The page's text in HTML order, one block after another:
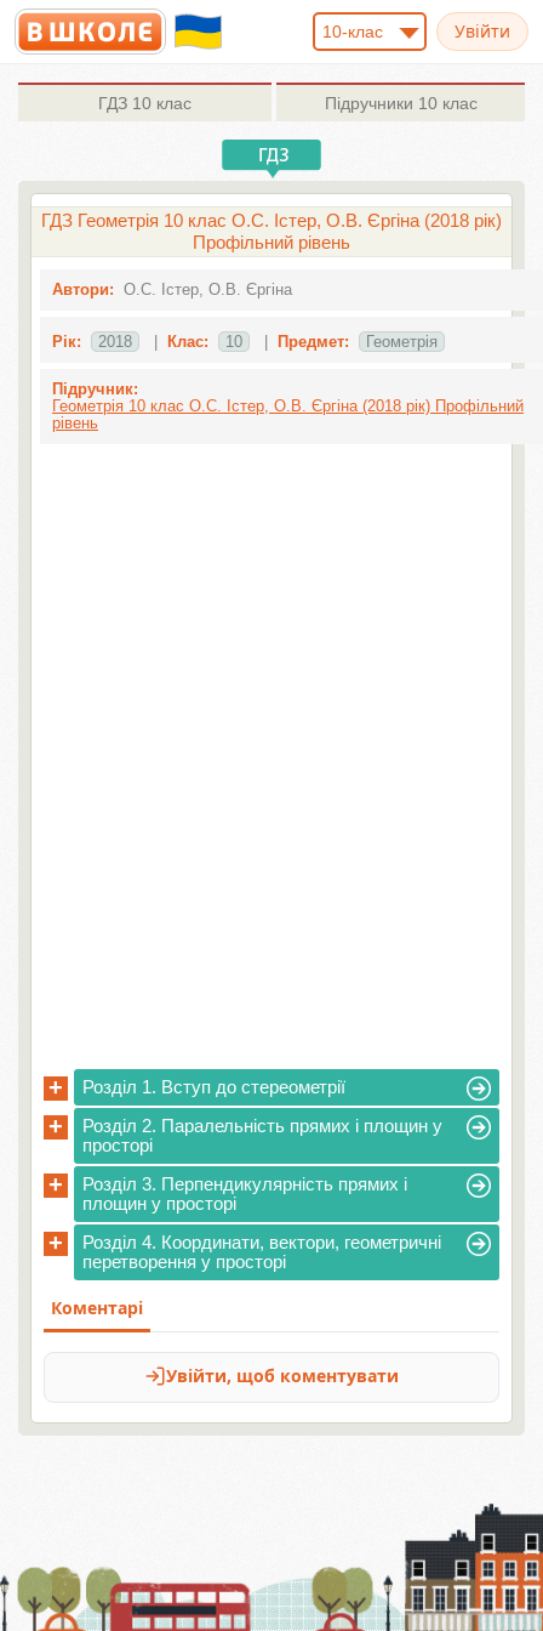
10-клас
ГДЗ 10 клас Підручники 10 клас
ГДЗ Геометрія 10 клас О.С. Істер, О.В. Єргіна (2018 рік)
Профільний рівень
Автори: О.С. Істер, О.В. Єргіна
Рік: 2018 Клас: 10 Предмет: Геометрія
Підручник:
Геометрія 10 клас О.С. Істер, О.В. Єргіна (2018 рік) Профільний
рівень
+ Розділ 1. Вступ до стереометрії
+
Розділ 2. Паралельність прямих і площин у
просторі
+
Розділ 3. Перпендикулярність прямих і
площин у просторі
+
Розділ 4. Координати, вектори, геометричні
перетворення у просторі